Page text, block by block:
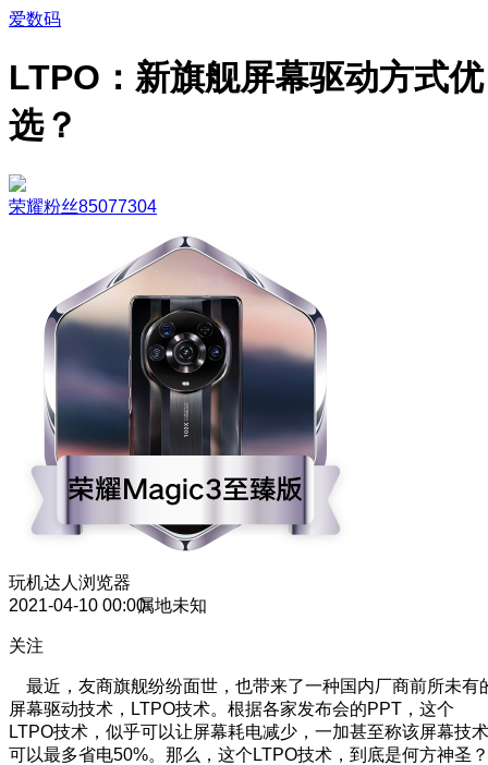
爱数码
LTPO：新旗舰屏幕驱动方式优
选？
荣耀粉丝85077304
玩机达人 浏览器
2021-04-10 00:00属地未知
关注
最近，友商旗舰纷纷面世，也带来了一种国内厂商前所未有
屏幕驱动技术，LTPO技术。根据各家发布会的PPT，这个
LTPO技术，似乎可以让屏幕耗电减少，一加甚至称该屏幕技术
可以最多省电50%。那么，这个LTPO技术，到底是何方神圣？